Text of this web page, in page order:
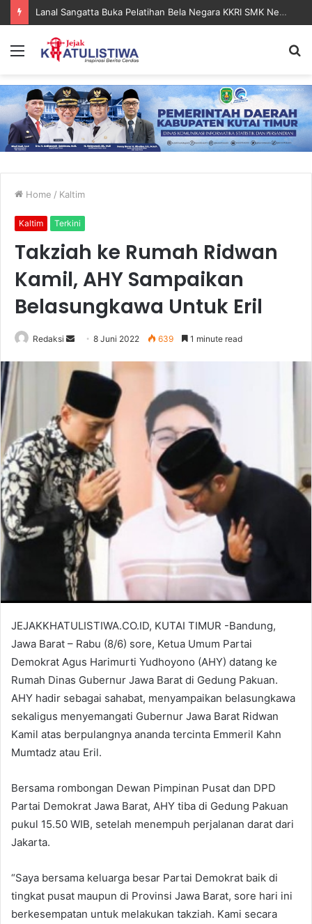
Lanal Sangatta Gelar Khitan Massal Gratis di Desa Muara Bengalon
Menu
Home / Kaltim
Kaltim Terkini
Takziah ke Rumah Ridwan
Kamil, AHY Sampaikan
Belasungkawa Untuk Eril
Redaksi
Send
email
8 Juni 2022 639 1 minute read
JEJAKKHATULISTIWA.CO.ID, KUTAI TIMUR -Bandung,
Jawa Barat – Rabu (8/6) sore, Ketua Umum Partai
Demokrat Agus Harimurti Yudhoyono (AHY) datang ke
Rumah Dinas Gubernur Jawa Barat di Gedung Pakuan.
AHY hadir sebagai sahabat, menyampaikan belasungkawa
sekaligus menyemangati Gubernur Jawa Barat Ridwan
Kamil atas berpulangnya ananda tercinta Emmeril Kahn
Mumtadz atau Eril.
Bersama rombongan Dewan Pimpinan Pusat dan DPD
Partai Demokrat Jawa Barat, AHY tiba di Gedung Pakuan
pukul 15.50 WIB, setelah menempuh perjalanan darat dari
Jakarta.
“Saya bersama keluarga besar Partai Demokrat baik di
tingkat pusat maupun di Provinsi Jawa Barat, sore hari ini
berkesempatan untuk melakukan takziah. Kami secara